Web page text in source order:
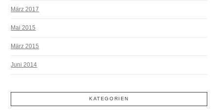
März 2017
Mai 2015
März 2015
Juni 2014
KATEGORIEN